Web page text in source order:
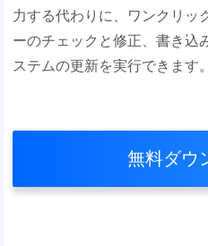
力する代わりに、ワンクリッ
ーのチェックと修正、書き込
ステムの更新を実行できます。
無料ダウ